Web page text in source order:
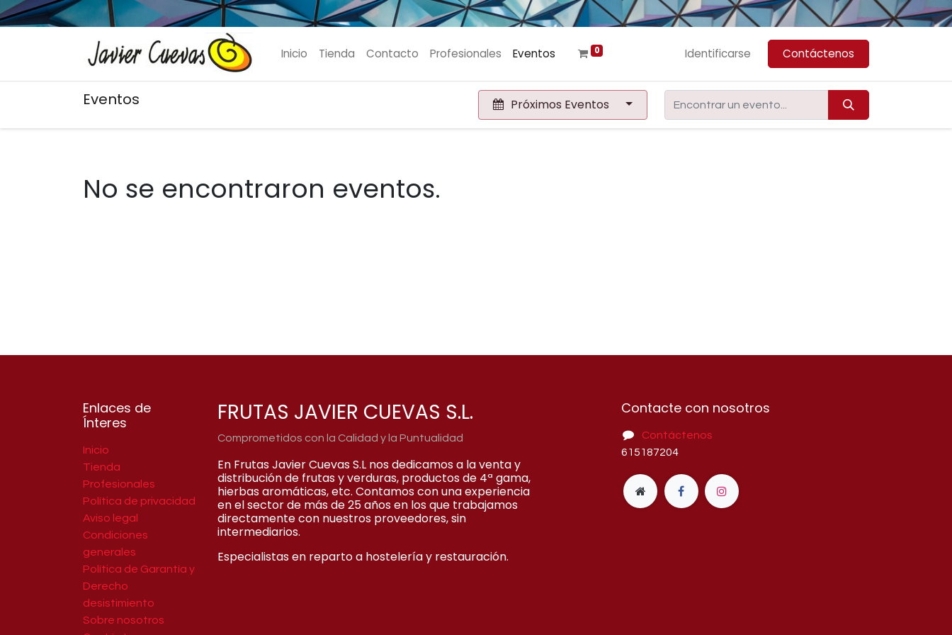
Inicio Tienda Contacto Profesionales Eventos 0 Identificarse Contáctenos
Eventos Próximos Eventos
No se encontraron eventos.
Enlaces de
Ínteres
Inicio
Tienda
Profesionales
Política de privacidad
Aviso legal
Condiciones
generales
Política de Garantía y
Derecho
desistimiento
Sobre nosotros
FRUTAS JAVIER CUEVAS S.L.
Comprometidos con la Calidad y la Puntualidad
En Frutas Javier Cuevas S.L nos dedicamos a la venta y
distribución de frutas y verduras, productos de 4ª gama,
hierbas aromáticas, etc. Contamos con una experiencia
en el sector de más de 25 años en los que trabajamos
directamente con nuestros proveedores, sin
intermediarios.
Especialistas en reparto a hostelería y restauración.
Contacte con nosotros
Contáctenos
615187204​